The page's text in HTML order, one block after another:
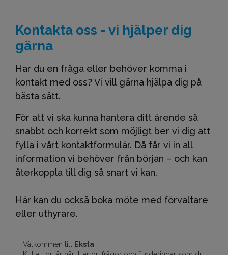
Kontakta oss - vi hjälper dig
gärna
Har du en fråga eller behöver komma i
kontakt med oss? Vi vill gärna hjälpa dig på
bästa sätt.
För att vi ska kunna hantera ditt ärende så
snabbt och korrekt som möjligt ber vi dig att
fylla i vårt kontaktformulär. Då får vi in all
information vi behöver från början – och kan
återkoppla till dig så snart vi kan.
Här kan du också boka möte med förvaltare
eller uthyrare.